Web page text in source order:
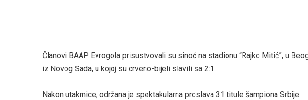
Članovi BAAP Evrogola prisustvovali su sinoć na stadionu “Rajko Mitić”, u
iz Novog Sada, u kojoj su crveno-bijeli slavili sa 2:1.
Nakon utakmice, održana je spektakularna proslava 31 titule šampiona Srbije.